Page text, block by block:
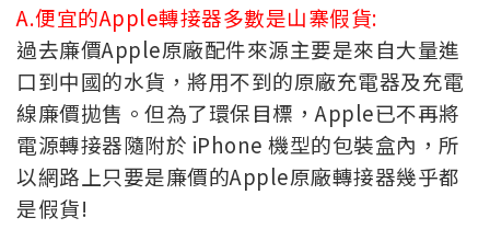
A.便宜的Apple轉接器多數是山寨假貨:
過去廉價Apple原廠配件來源主要是來自大量進
口到中國的水貨，將用不到的原廠充電器及充電
線廉價拋售。但為了環保目標，Apple已不再將
電源轉接器隨附於 iPhone 機型的包裝盒內，所
以網路上只要是廉價的Apple原廠轉接器幾乎都
是假貨!